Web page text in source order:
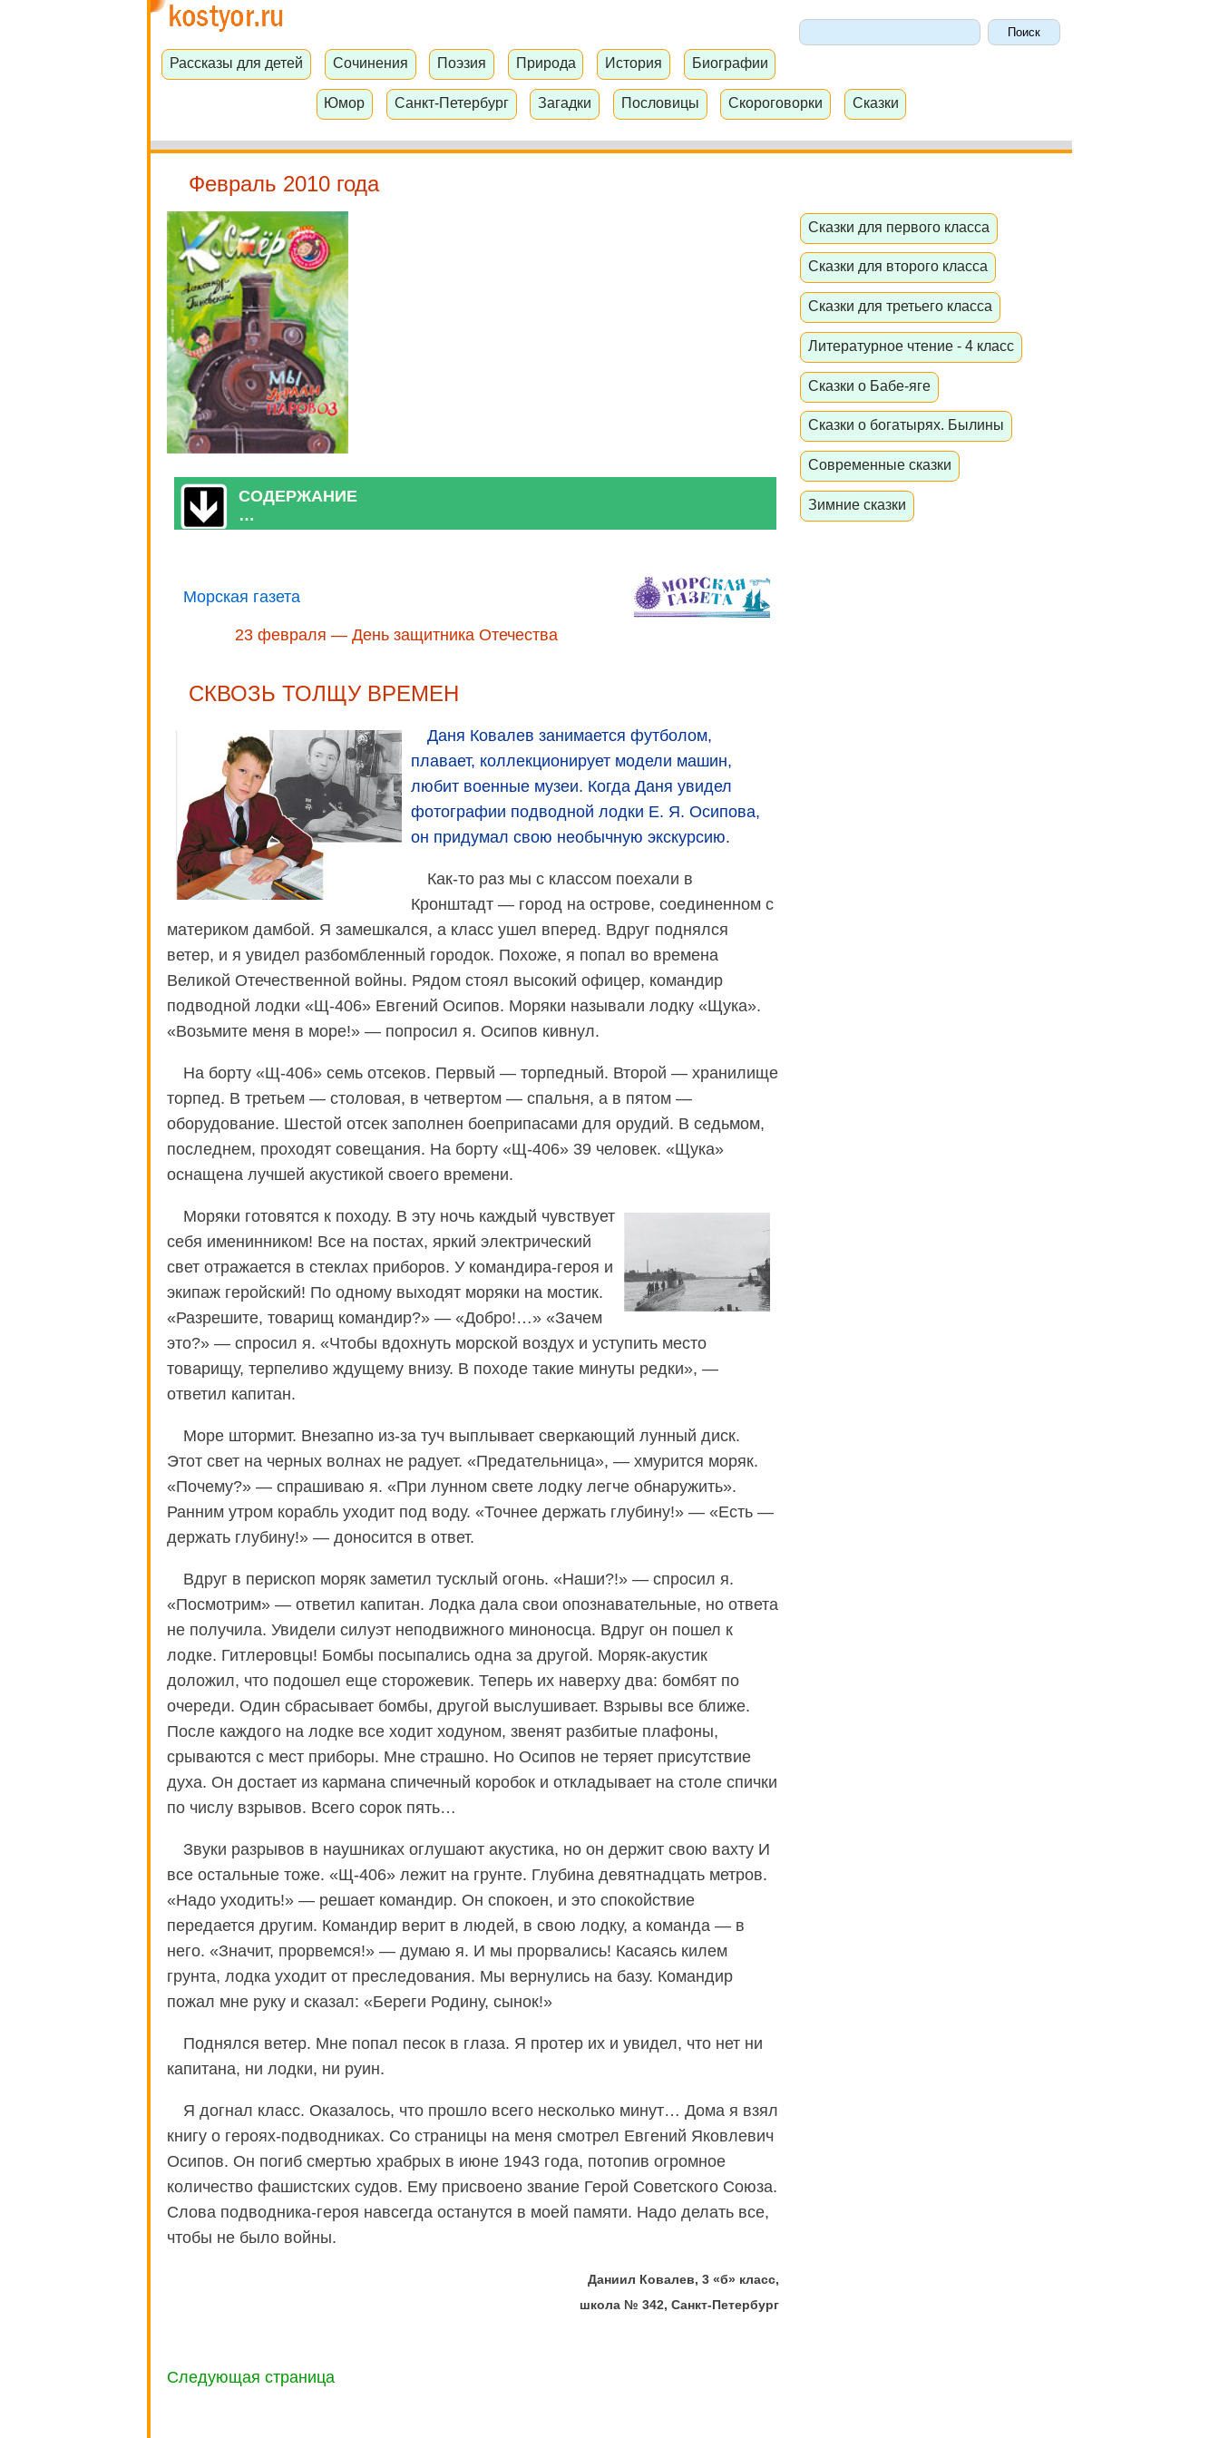
Рассказы для детей Сочинения Поэзия Природа История Биографии
Юмор Санкт-Петербург Загадки Пословицы Скороговорки Сказки
Февраль 2010 года
СОДЕРЖАНИЕ
…
Морская газета
23 февраля — День защитника Отечества
СКВОЗЬ ТОЛЩУ ВРЕМЕН
Даня Ковалев занимается футболом,
плавает, коллекционирует модели машин,
любит военные музеи. Когда Даня увидел
фотографии подводной лодки Е. Я. Осипова,
он придумал свою необычную экскурсию.
Как-то раз мы с классом поехали в
Кронштадт — город на острове, соединенном с
материком дамбой. Я замешкался, а класс ушел вперед. Вдруг поднялся
ветер, и я увидел разбомбленный городок. Похоже, я попал во времена
Великой Отечественной войны. Рядом стоял высокий офицер, командир
подводной лодки «Щ-406» Евгений Осипов. Моряки называли лодку «Щука».
«Возьмите меня в море!» — попросил я. Осипов кивнул.
На борту «Щ-406» семь отсеков. Первый — торпедный. Второй — хранилище
торпед. В третьем — столовая, в четвертом — спальня, а в пятом —
оборудование. Шестой отсек заполнен боеприпасами для орудий. В седьмом,
последнем, проходят совещания. На борту «Щ-406» 39 человек. «Щука»
оснащена лучшей акустикой своего времени.
Моряки готовятся к походу. В эту ночь каждый чувствует
себя именинником! Все на постах, яркий электрический
свет отражается в стеклах приборов. У командира-героя и
экипаж геройский! По одному выходят моряки на мостик.
«Разрешите, товарищ командир?» — «Добро!…» «Зачем
это?» — спросил я. «Чтобы вдохнуть морской воздух и уступить место
товарищу, терпеливо ждущему внизу. В походе такие минуты редки», —
ответил капитан.
Море штормит. Внезапно из-за туч выплывает сверкающий лунный диск.
Этот свет на черных волнах не радует. «Предательница», — хмурится моряк.
«Почему?» — спрашиваю я. «При лунном свете лодку легче обнаружить».
Ранним утром корабль уходит под воду. «Точнее держать глубину!» — «Есть —
держать глубину!» — доносится в ответ.
Вдруг в перископ моряк заметил тусклый огонь. «Наши?!» — спросил я.
«Посмотрим» — ответил капитан. Лодка дала свои опознавательные, но ответа
не получила. Увидели силуэт неподвижного миноносца. Вдруг он пошел к
лодке. Гитлеровцы! Бомбы посыпались одна за другой. Моряк-акустик
доложил, что подошел еще сторожевик. Теперь их наверху два: бомбят по
очереди. Один сбрасывает бомбы, другой выслушивает. Взрывы все ближе.
После каждого на лодке все ходит ходуном, звенят разбитые плафоны,
срываются с мест приборы. Мне страшно. Но Осипов не теряет присутствие
духа. Он достает из кармана спичечный коробок и откладывает на столе спички
по числу взрывов. Всего сорок пять…
Звуки разрывов в наушниках оглушают акустика, но он держит свою вахту И
все остальные тоже. «Щ-406» лежит на грунте. Глубина девятнадцать метров.
«Надо уходить!» — решает командир. Он спокоен, и это спокойствие
передается другим. Командир верит в людей, в свою лодку, а команда — в
него. «Значит, прорвемся!» — думаю я. И мы прорвались! Касаясь килем
грунта, лодка уходит от преследования. Мы вернулись на базу. Командир
пожал мне руку и сказал: «Береги Родину, сынок!»
Поднялся ветер. Мне попал песок в глаза. Я протер их и увидел, что нет ни
капитана, ни лодки, ни руин.
Я догнал класс. Оказалось, что прошло всего несколько минут… Дома я взял
книгу о героях-подводниках. Со страницы на меня смотрел Евгений Яковлевич
Осипов. Он погиб смертью храбрых в июне 1943 года, потопив огромное
количество фашистских судов. Ему присвоено звание Герой Советского Союза.
Слова подводника-героя навсегда останутся в моей памяти. Надо делать все,
чтобы не было войны.
Даниил Ковалев, 3 «б» класс,
школа № 342, Санкт-Петербург
Следующая страница
Сказки для первого класса
Сказки для второго класса
Сказки для третьего класса
Литературное чтение - 4 класс
Сказки о Бабе-яге
Сказки о богатырях. Былины
Современные сказки
Зимние сказки